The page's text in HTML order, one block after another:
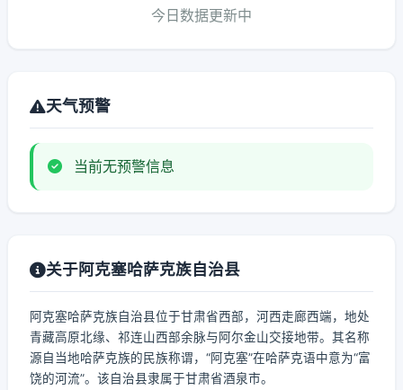
今日数据更新中
天气预警
当前无预警信息
关于阿克塞哈萨克族自治县
阿克塞哈萨克族自治县位于甘肃省西部，河西走廊西端，地处
青藏高原北缘、祁连山西部余脉与阿尔金山交接地带。其名称
源自当地哈萨克族的民族称谓，“阿克塞”在哈萨克语中意为“富
饶的河流”。该自治县隶属于甘肃省酒泉市。